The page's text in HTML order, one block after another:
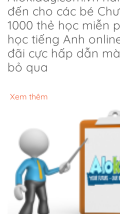
đến cho các bé
1000 thẻ học miễn
học tiếng Anh
đãi cực hấp dẫn
bỏ qua
Xem thêm